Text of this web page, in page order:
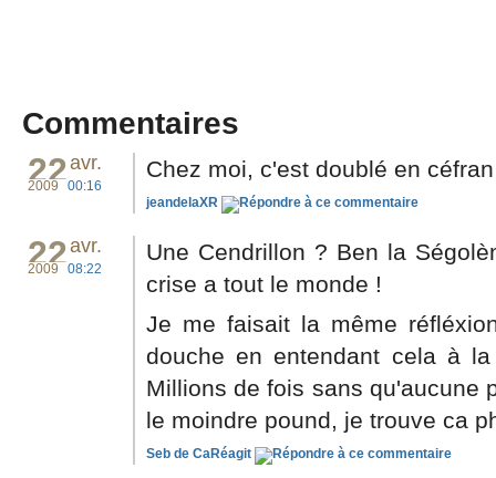
Commentaires
22avr.
2009 00:16
Chez moi, c'est doublé en
jeandelaXR
22avr.
2009 08:22
Une Cendrillon ? Ben la
crise a tout le monde !
Je me faisait la même
douche en entendant cela à
Millions de fois sans qu'aucune
le moindre pound, je trouve ca
Seb de CaRéagit